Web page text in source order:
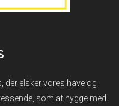
der elsker vores have og
som at hygge med